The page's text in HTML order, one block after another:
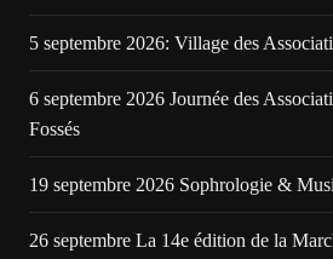
5 septembre 2026: Village des
6 septembre 2026 Journée des
Fossés
19 septembre 2026 Sophrologie &
26 septembre La 14e édition de la